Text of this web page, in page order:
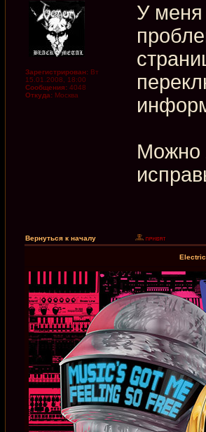
Зарегистрирован: Вт
15.01.2008, 18:00
Сообщения: 4048
Откуда: Москва
У меня
Можно
Вернуться к началу